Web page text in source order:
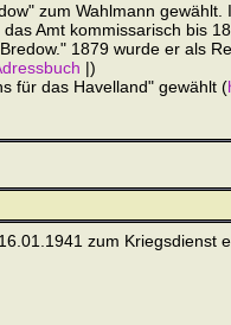
zum Wahlmann
das Amt kommissarisch bis
1879 wurde er als
|)
für das Havelland" gewählt (
zum Kriegsdienst